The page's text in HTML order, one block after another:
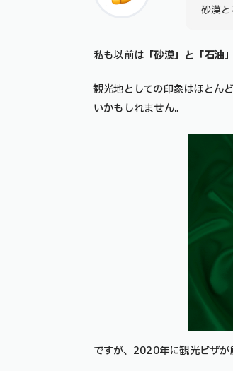
砂漠
私も以前は 「砂漠」と「石油」
観光地としての印象はほとん
いかもしれません。
ですが、2020年に観光ビザ